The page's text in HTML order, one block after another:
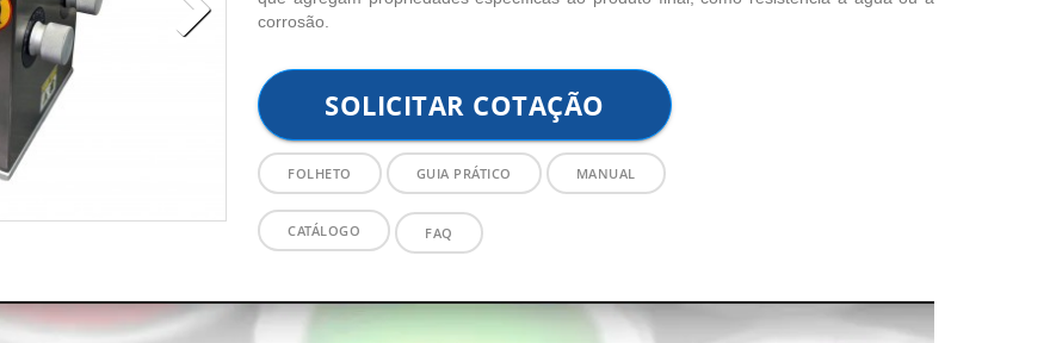
corrosão.
SOLICITAR COTAÇÃO
FOLHETO GUIA PRÁTICO MANUAL
CATÁLOGO FAQ